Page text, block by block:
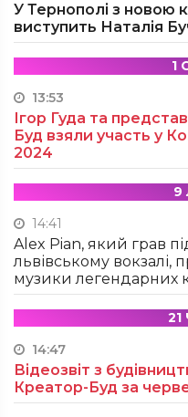
У Тернополі з новою
виступить Наталія
1
13:53
Ігор Гуда та
Буд взяли участь у
2024
9
14:41
Alex Pian, який грав
львівському вокзалі,
музики легендарних
21
14:47
Відеозвіт з
Креатор-Буд за